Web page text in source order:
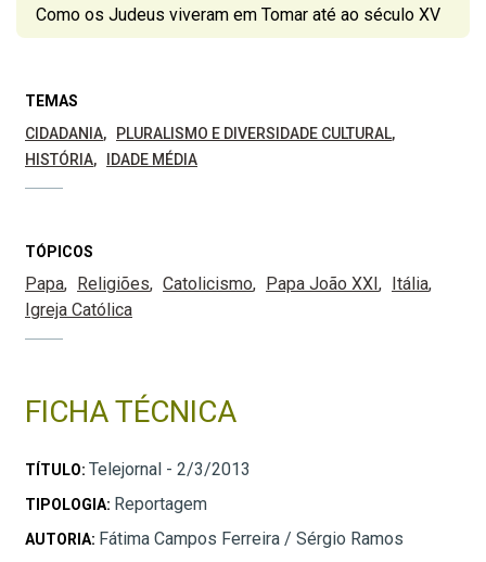
Como os Judeus viveram em Tomar até ao século XV
TEMAS
CIDADANIA
PLURALISMO E DIVERSIDADE CULTURAL
HISTÓRIA
IDADE MÉDIA
TÓPICOS
Papa Religiões Catolicismo Papa João XXI
Itália
Igreja Católica
FICHA TÉCNICA
TÍTULO: Telejornal - 2/3/2013
TIPOLOGIA: Reportagem
AUTORIA: Fátima Campos Ferreira / Sérgio Ramos